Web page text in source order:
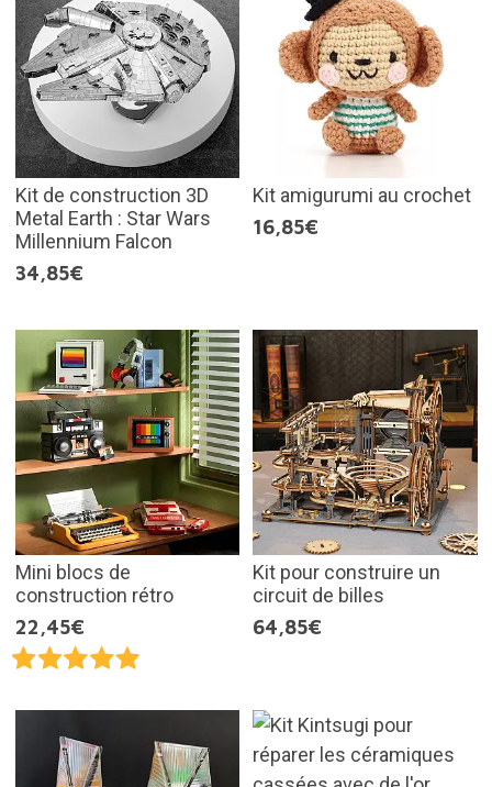
Kit de construction 3D
Metal Earth : Star Wars
Millennium Falcon
34,85€
Kit amigurumi au crochet
16,85€
Mini blocs de
construction rétro
22,45€
Kit pour construire un
circuit de billes
64,85€